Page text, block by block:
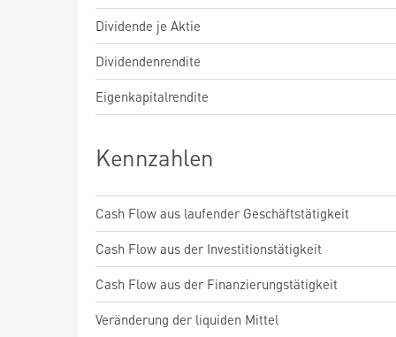
Dividende je Aktie
Dividendenrendite
Eigenkapitalrendite
Kennzahlen
Cash Flow aus laufender Geschäftstätigkeit
Cash Flow aus der Investitionstätigkeit
Cash Flow aus der Finanzierungstätigkeit
Veränderung der liquiden Mittel